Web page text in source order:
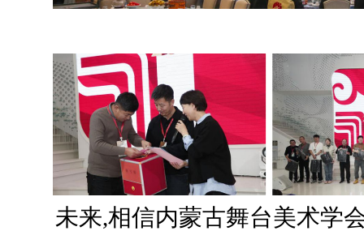
未来,相信内蒙古舞台美术学会